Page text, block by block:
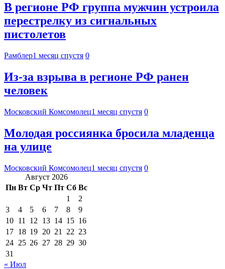
В регионе РФ группа мужчин устроила
перестрелку из сигнальных
пистолетов
Рамблер1 месяц спустя 0
Из-за взрыва в регионе РФ ранен
человек
Московский Комсомолец1 месяц спустя 0
Молодая россиянка бросила младенца
на улице
Московский Комсомолец1 месяц спустя 0
Август 2026
Пн Вт Ср Чт Пт Сб Вс
1
2
3
4 5 6 7 8
9
10 11 12 13 14 15 16
17 18 19 20 21 22 23
24 25 26 27 28 29 30
31
« Июл